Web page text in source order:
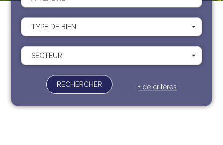
Recrutement
Contact
Documents
TYPE DE BIEN
SECTEUR
RECHERCHER + de critères